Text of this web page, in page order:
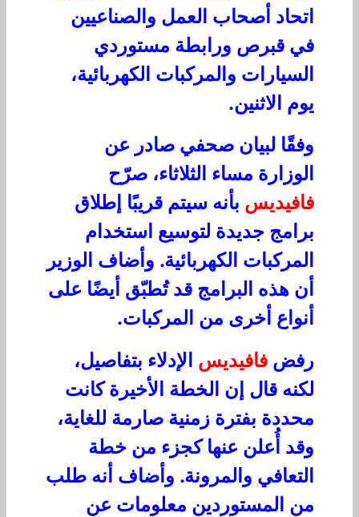
اتحاد أصحاب العمل والصناعيين
في قبرص ورابطة مستوردي
السيارات والمركبات الكهربائية،
يوم الاثنين.
وفقًا لبيان صحفي صادر عن
الوزارة مساء الثلاثاء، صرّح
فافيديس بأنه سيتم قريبًا إطلاق
برامج جديدة لتوسيع استخدام
المركبات الكهربائية. وأضاف الوزير
أن هذه البرامج قد تُطبّق أيضًا على
أنواع أخرى من المركبات.
رفض فافيديس الإدلاء بتفاصيل،
لكنه قال إن الخطة الأخيرة كانت
محددة بفترة زمنية صارمة للغاية،
وقد أُعلن عنها كجزء من خطة
التعافي والمرونة. وأضاف أنه طلب
من المستوردين معلومات عن